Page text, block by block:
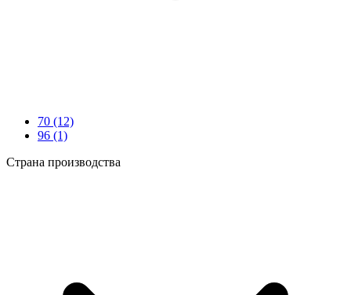
70 (12)
96 (1)
Страна производства